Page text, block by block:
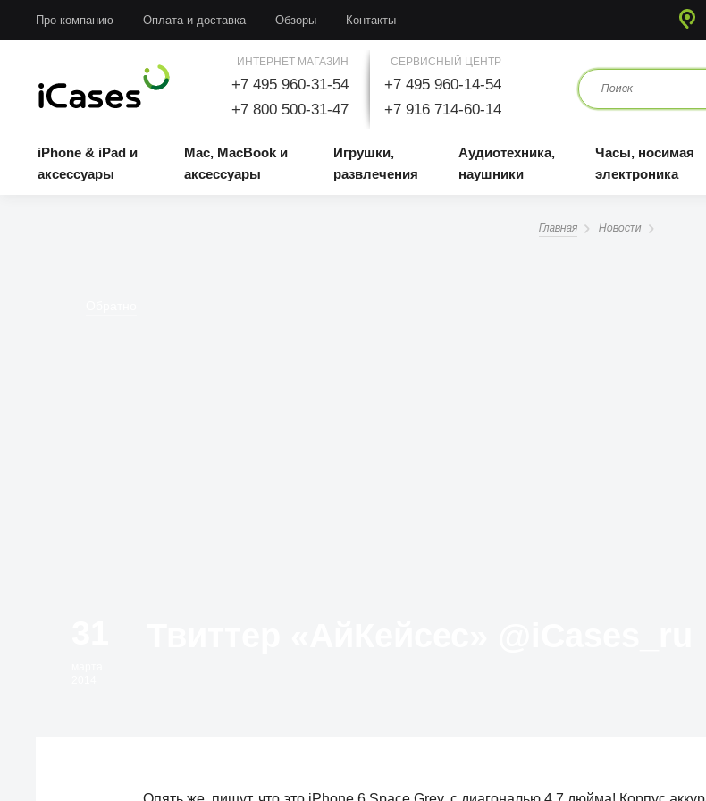
Про компанию Оплата и доставка Обзоры Контакты
ИНТЕРНЕТ МАГАЗИН
+7 495 960-31-54
+7 800 500-31-47
СЕРВИСНЫЙ ЦЕНТР
+7 495 960-14-54
+7 916 714-60-14
iPhone & iPad и
аксессуары
Mac, MacBook и
аксессуары
Игрушки,
развлечения
Аудиотехника,
наушники
Часы, носимая
электроника
Главная Новости